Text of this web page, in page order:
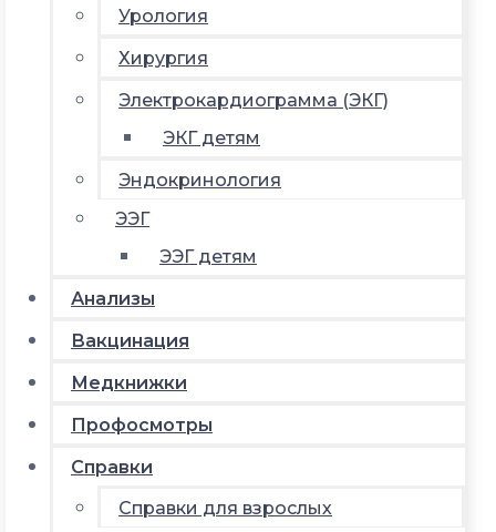
Урология
Хирургия
Электрокардиограмма (ЭКГ)
ЭКГ детям
Эндокринология
ЭЭГ
ЭЭГ детям
Анализы
Вакцинация
Медкнижки
Профосмотры
Справки
Справки для взрослых